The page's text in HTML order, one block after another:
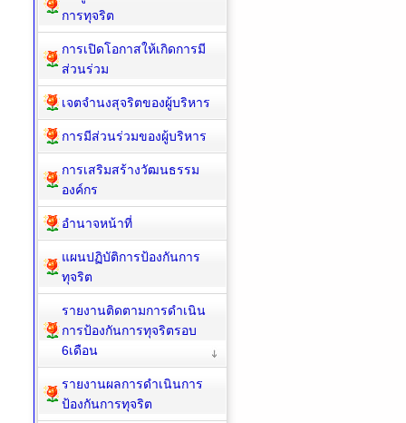
การทุจริต
การเปิดโอกาสให้เกิดการมี
ส่วนร่วม
เจตจำนงสุจริตของผู้บริหาร
การมีส่วนร่วมของผู้บริหาร
การเสริมสร้างวัฒนธรรม
องค์กร
อำนาจหน้าที่
แผนปฏิบัติการป้องกันการ
ทุจริต
รายงานติดตามการดำเนิน
การป้องกันการทุจริตรอบ
6เดือน
รายงานผลการดำเนินการ
ป้องกันการทุจริต